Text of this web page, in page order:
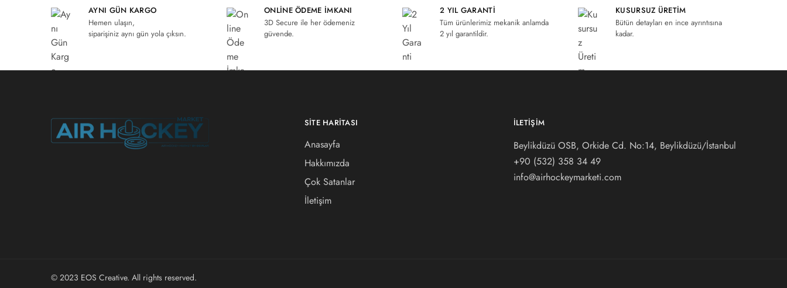
AYNI GÜN KARGO
Hemen ulaşın,
siparişiniz aynı gün yola çıksın.
ONLINE ÖDEME İMKANI
3D Secure ile her ödemeniz
güvende.
2 YIL GARANTI
Tüm ürünlerimiz mekanik anlamda
2 yıl garantildir.
KUSURSUZ ÜRETIM
Bütün detayları en ince ayrıntısına
kadar.
SITE HARITASI
Anasayfa
Hakkımızda
Çok Satanlar
İletişim
İLETIŞIM
Beylikdüzü OSB, Orkide Cd. No:14, Beylikdüzü/İstanbul
+90 (532) 358 34 49
info@airhockeymarketi.com
© 2023 EOS Creative. All rights reserved.